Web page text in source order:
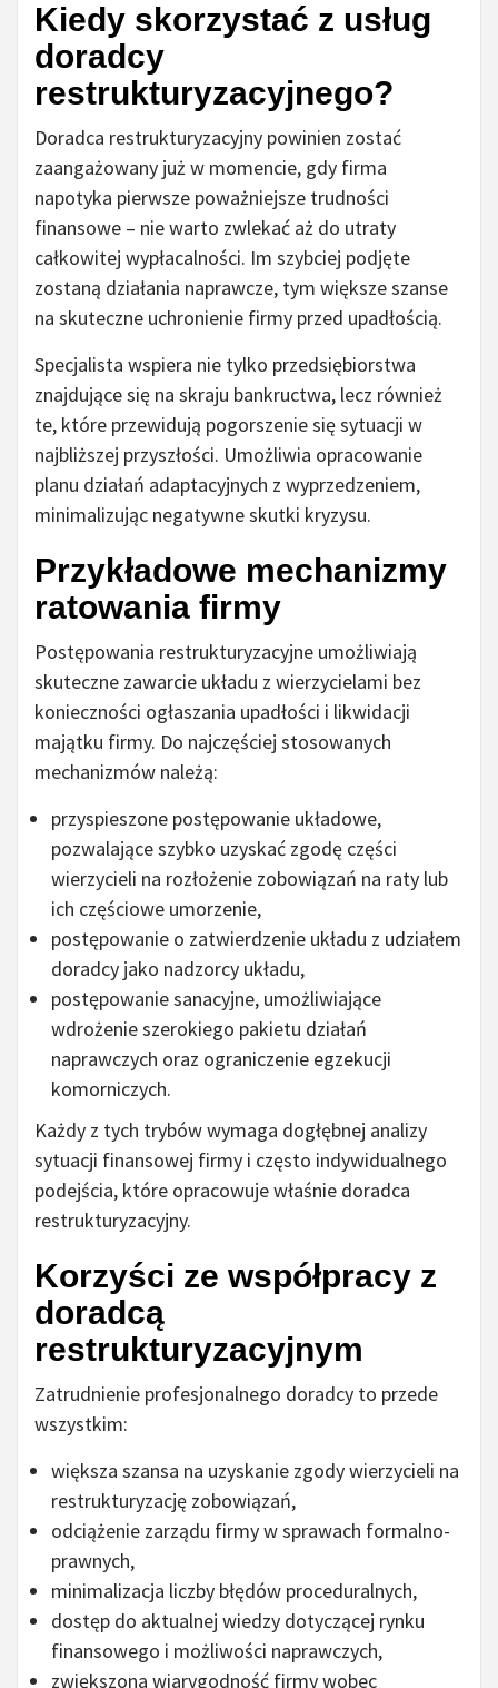
Kiedy skorzystać z usług
doradcy
restrukturyzacyjnego?
Doradca restrukturyzacyjny powinien zostać
zaangażowany już w momencie, gdy firma
napotyka pierwsze poważniejsze trudności
finansowe – nie warto zwlekać aż do utraty
całkowitej wypłacalności. Im szybciej podjęte
zostaną działania naprawcze, tym większe szanse
na skuteczne uchronienie firmy przed upadłością.
Specjalista wspiera nie tylko przedsiębiorstwa
znajdujące się na skraju bankructwa, lecz również
te, które przewidują pogorszenie się sytuacji w
najbliższej przyszłości. Umożliwia opracowanie
planu działań adaptacyjnych z wyprzedzeniem,
minimalizując negatywne skutki kryzysu.
Przykładowe mechanizmy
ratowania firmy
Postępowania restrukturyzacyjne umożliwiają
skuteczne zawarcie układu z wierzycielami bez
konieczności ogłaszania upadłości i likwidacji
majątku firmy. Do najczęściej stosowanych
mechanizmów należą:
przyspieszone postępowanie układowe,
pozwalające szybko uzyskać zgodę części
wierzycieli na rozłożenie zobowiązań na raty lub
ich częściowe umorzenie,
postępowanie o zatwierdzenie układu z udziałem
doradcy jako nadzorcy układu,
postępowanie sanacyjne, umożliwiające
wdrożenie szerokiego pakietu działań
naprawczych oraz ograniczenie egzekucji
komorniczych.
Każdy z tych trybów wymaga dogłębnej analizy
sytuacji finansowej firmy i często indywidualnego
podejścia, które opracowuje właśnie doradca
restrukturyzacyjny.
Korzyści ze współpracy z
doradcą
restrukturyzacyjnym
Zatrudnienie profesjonalnego doradcy to przede
wszystkim:
większa szansa na uzyskanie zgody wierzycieli na
restrukturyzację zobowiązań,
odciążenie zarządu firmy w sprawach formalno-
prawnych,
minimalizacja liczby błędów proceduralnych,
dostęp do aktualnej wiedzy dotyczącej rynku
finansowego i możliwości naprawczych,
zwiększona wiarygodność firmy wobec